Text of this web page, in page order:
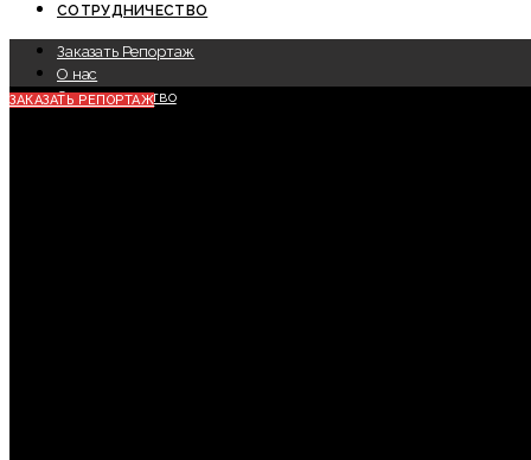
СОТРУДНИЧЕСТВО
Заказать Репортаж
О нас
Сотрудничество
ЗАКАЗАТЬ РЕПОРТАЖ